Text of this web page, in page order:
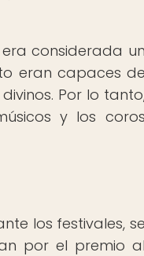
considerada un
eran capaces de
Por lo
y los coros
los festivales, se
por el premio al